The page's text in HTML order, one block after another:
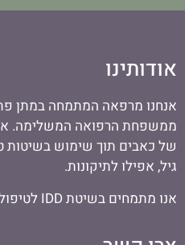
אודותינו
אנחנו מרפאה המתמחה במתן
ממשפחת הרפואה המשלימה.
של כאבים תוך שימוש בשיטות
גיל, אפילו לתיקונות.
אנו מתמחים בשיטת IDD לטיפול בכאבי גב ועמוד שדרה.